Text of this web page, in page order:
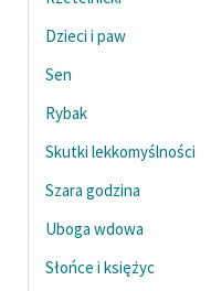
Dzieci i paw
Sen
Rybak
Skutki lekkomyślności
Szara godzina
Uboga wdowa
Słońce i księżyc